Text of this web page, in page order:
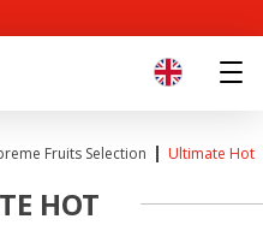
Fruits Selection Ultimate Hot
HOT